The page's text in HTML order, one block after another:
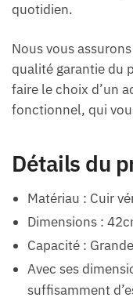
quotidien.
Nous vous
qualité garantie du
faire le choix d’un
fonctionnel, qui
Détails du
Matériau : Cuir
Dimensions :
Capacité :
Avec ses
suffisamment